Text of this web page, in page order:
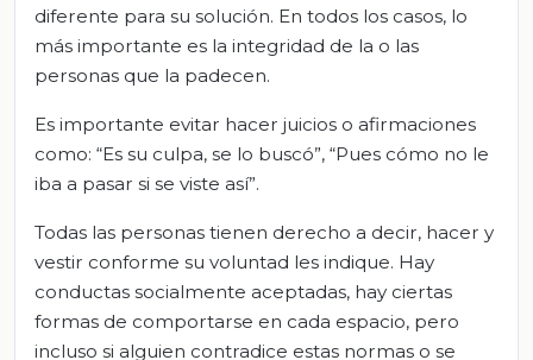
diferente para su solución. En todos los casos, lo
más importante es la integridad de la o las
personas que la padecen.
Es importante evitar hacer juicios o afirmaciones
como: “Es su culpa, se lo buscó”, “Pues cómo no le
iba a pasar si se viste así”.
Todas las personas tienen derecho a decir, hacer y
vestir conforme su voluntad les indique. Hay
conductas socialmente aceptadas, hay ciertas
formas de comportarse en cada espacio, pero
incluso si alguien contradice estas normas o se